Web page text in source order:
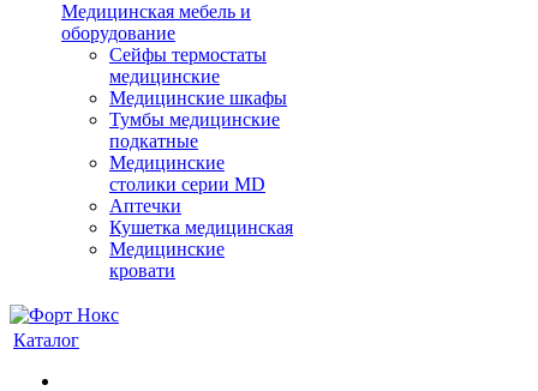
Медицинская мебель и
оборудование
Сейфы термостаты
медицинские
Медицинские шкафы
Тумбы медицинские
подкатные
Медицинские
столики серии MD
Аптечки
Кушетка медицинская
Медицинские
кровати
Каталог